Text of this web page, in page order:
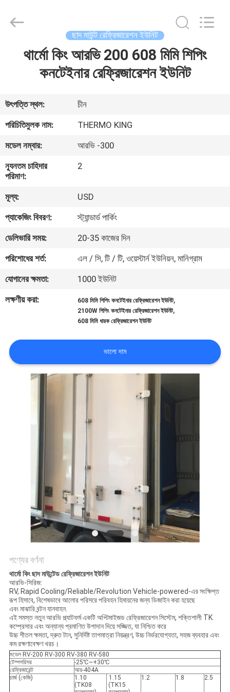
আমাদের
সম্বন্ধে
কারখানা
পরিদর্শন
গুণমান
নিয়ন্ত্রণ
আমাদের
সাথে
খবর
গোপনীয়তা
INDUSTRY
ছাদ মাউন্ট রেফ্রিজারেশন ইউনিট
থার্মো কিং আরভি 200 608 মিমি শিপিং
কনটেইনার রেফ্রিজারেশন ইউনিট
উৎপত্তি স্থল:
চীন
পরিচিতিমুলক নাম:
THERMO KING
মডেল নম্বার:
আরভি -300
ন্যূনতম চাহিদার
পরিমাণ:
2
মূল্য:
USD
প্যাকেজিং বিবরণ:
স্ট্যান্ডার্ড পার্কিং
ডেলিভারি সময়:
20-35 কাজের দিন
পরিশোধের শর্ত:
এল / সি, টি / টি, ওয়েস্টার্ন ইউনিয়ন, মানিগ্রাম
যোগানের ক্ষমতা:
1000 ইউনিট
লক্ষণীয় করা:
608 মিমি শিপিং কনটেইনার রেফ্রিজারেশন ইউনিট,
2100W শিপিং কনটেইনার রেফ্রিজারেশন ইউনিট,
608 মিমি ধারক রেফ্রিজারেশন ইউনিট
ভালো দাম
পণ্যের বর্ণনা
থার্মো কিং ছাদ মাউন্টেড রেফ্রিজারেশন ইউনিট
আরভি-সিরিজ:
RV, Rapid Cooling/Reliable/Revolution Vehicle-powered-এর সংক্ষিপ্ত
রূপ হিসাবে, বিশেষভাবে আলোর পরিসরে পরিবহন হিমায়নের জন্য ডিজাইন করা হয়েছে
এবং মাঝারি বন্টন যানবাহন.
এই সমস্ত নতুন আরভি প্ল্যাটফর্ম একটি অপ্টিমাইজড রেফ্রিজারেশন সিস্টেম, শক্তিশালী TK
কম্প্রেসার এবং অন্যান্য প্রমাণিত উপাদান দিয়ে সজ্জিত, যা নিশ্চিত করে
উচ্চ শীতল ক্ষমতা, দ্রুত টান, সুনির্দিষ্ট তাপমাত্রা নিয়ন্ত্রণ, উচ্চ নির্ভরযোগ্যতা, সহজ ব্যবহার এবং
কম রক্ষণাবেক্ষণ খরচ।
মডেল RV-200 RV-300 RV-380 RV-580
টেম্পপরিসর
-25℃~+30℃
রেফ্রিজারেন্ট
আর-404A
চার্জ (কেজি)
1.10
(TK08
1.15
(TK15
1.2 1.8 2.5